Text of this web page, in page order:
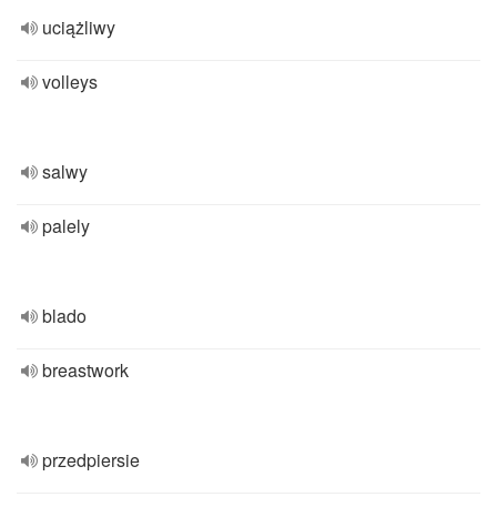
uciążliwy
volleys
salwy
palely
blado
breastwork
przedpiersie